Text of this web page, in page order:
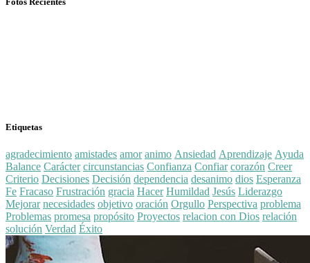
Etiquetas
agradecimiento amistades amor animo Ansiedad Aprendizaje Ayuda
Balance Carácter circunstancias Confianza Confiar corazón Creer
Criterio Decisiones Decisión dependencia desanimo dios Esperanza
Fe Fracaso Frustración gracia Hacer Humildad Jesús Liderazgo
Mejorar necesidades objetivo oración Orgullo Perspectiva problema
Problemas promesa propósito Proyectos relacion con Dios relación
solución Verdad Éxito